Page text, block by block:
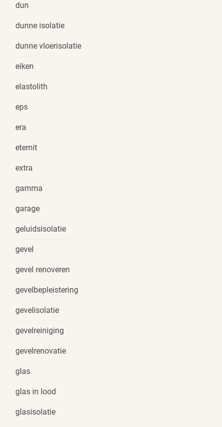
dun
dunne isolatie
dunne vloerisolatie
eiken
elastolith
eps
era
eternit
extra
gamma
garage
geluidsisolatie
gevel
gevel renoveren
gevelbepleistering
gevelisolatie
gevelreiniging
gevelrenovatie
glas
glas in lood
glasisolatie